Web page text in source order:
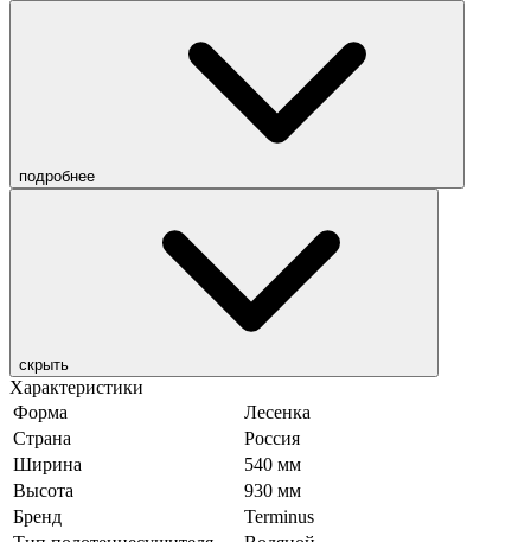
подробнее
скрыть
Характеристики
Форма
Лесенка
Страна
Россия
Ширина
540 мм
Высота
930 мм
Бренд
Terminus